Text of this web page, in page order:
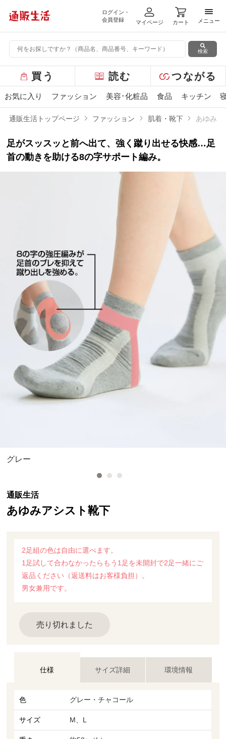
ログイン・
会員登録
マイページ カート
メニ
メニュー
検索
ー
バ
ュ
ー
買う 読む つながる
お気に入り ファッション 美容･化粧品 食品 キッチン
通販生活トップページ ファッション 肌着・靴下 あゆみ
足がスッスッと前へ出て、強く蹴り出せる快感…足
首の動きを助ける8の字サポート編み。
グレー
通販生活
あゆみアシスト靴下
2足組の色は自由に選べます。
1足試して合わなかったらもう1足を未開封で2足一緒にご
返品ください（返送料はお客様負担）。
男女兼用です。
売り切れました
仕様 サイズ詳細 環境情報
色 グレー・チャコール
サイズ M、L